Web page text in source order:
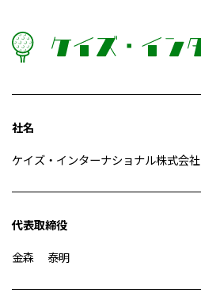
社名
ケイズ・インターナショナル株式会社
代表取締役
金森 泰明